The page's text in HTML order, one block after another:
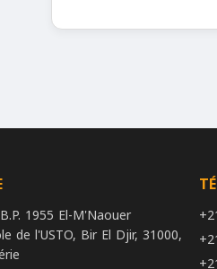
B.P. 1955 El-M'Naouer
de l'USTO, Bir El Djir, 31000,